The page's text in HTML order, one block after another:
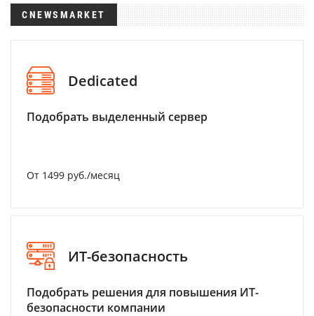
CNEWSMARKET
Dedicated
Подобрать выделенный сервер
От 1499 руб./месяц
ИТ-безопасность
Подобрать решения для повышения ИТ-
безопасности компании